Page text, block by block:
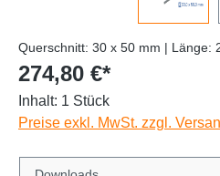
Querschnitt: 30 x 50 mm | Länge:
274,80 €*
Inhalt: 1 Stück
Preise exkl. MwSt. zzgl.